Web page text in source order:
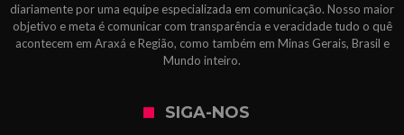
diariamente por uma equipe especializada em comunicação. Nosso maior
objetivo e meta é comunicar com transparência e veracidade tudo o quê
acontecem em Araxá e Região, como também em Minas Gerais, Brasil e
Mundo inteiro.
SIGA-NOS